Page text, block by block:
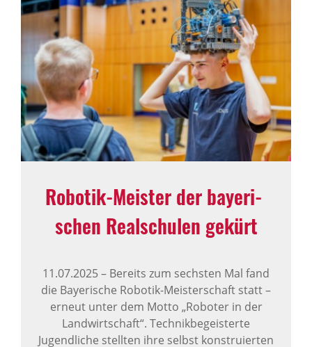
Robotik-Meister der baye­ri­
schen Real­schulen gekürt
11.07.2025– Bereits zum sechsten Mal fand
die Bayerische Robotik-Meisterschaft statt –
erneut unter dem Motto „Roboter in der
Landwirtschaft“. Technikbegeisterte
Jugendliche stellten ihre selbst konstruierten